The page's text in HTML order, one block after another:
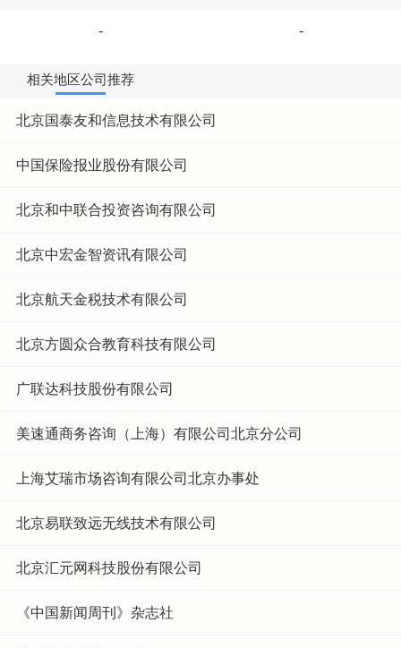
- -
相关地区公司推荐
北京国泰友和信息技术有限公司
中国保险报业股份有限公司
北京和中联合投资咨询有限公司
北京中宏金智资讯有限公司
北京航天金税技术有限公司
北京方圆众合教育科技有限公司
广联达科技股份有限公司
美速通商务咨询（上海）有限公司北京分公司
上海艾瑞市场咨询有限公司北京办事处
北京易联致远无线技术有限公司
北京汇元网科技股份有限公司
《中国新闻周刊》杂志社